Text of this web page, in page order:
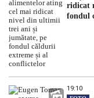
ridicat
fondul
19:10